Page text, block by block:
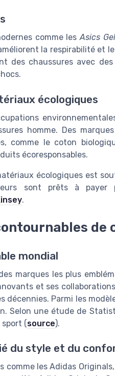
comme lesAsics
la respirabilité et
des chaussures avec
écologiques
homme. Des
comme le coton
écoresponsables.
écologiques est
sont prêts à
.
de
mondial
marques les plus
et ses
décennies. Parmi les
Selon une étude de
sport (source).
du style et du
comme les Adidas